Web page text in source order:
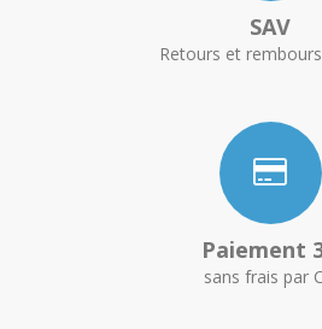
SAV
Retours et
Paiement
sans frais par